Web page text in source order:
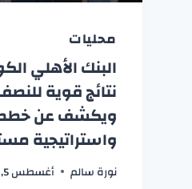
محليات
البنك الأهلي
ويكشف عن
واستراتيجية
نورة سالم أغسطس 5, 2026